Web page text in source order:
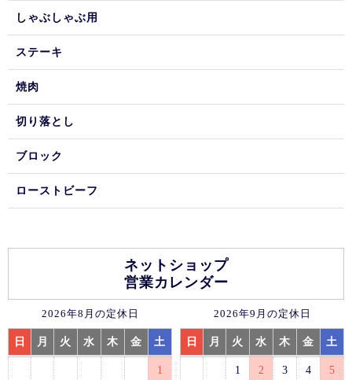
しゃぶしゃぶ用
ステーキ
焼肉
切り落とし
ブロック
ローストビーフ
ネットショップ
営業カレンダー
2026年8月の定休日
日 月 火 水 木 金 土
1
2026年9月の定休日
日 月 火 水 木 金 土
1 2 3 4 5